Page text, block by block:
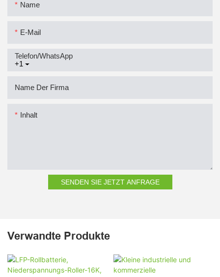
Name
E-Mail
+1
Telefon/WhatsApp
Name Der Firma
Inhalt
SENDEN SIE JETZT ANFRAGE
Verwandte Produkte